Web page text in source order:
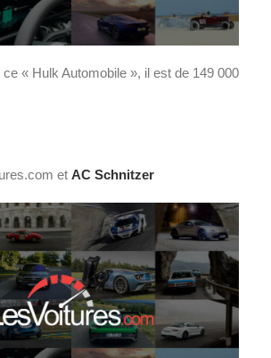
« Hulk Automobile », il est de 149 000
et AC Schnitzer